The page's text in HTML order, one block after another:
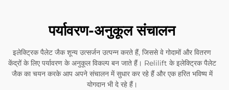
पर्यावरण-अनुकूल संचालन
इलेक्ट्रिक पैलेट जैक शून्य उत्सर्जन उत्पन्न करते हैं, जिससे वे गोदामों और वितरण
केंद्रों के लिए पर्यावरण के अनुकूल विकल्प बन जाते हैं। Relilift के इलेक्ट्रिक पैलेट
जैक का चयन करके आप अपने संचालन में सुधार कर रहे हैं और एक हरित भविष्य में
योगदान भी दे रहे हैं।